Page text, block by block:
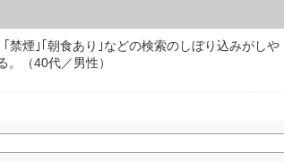
禁煙｣｢朝食あり｣などの検索のしぼり込みがしや
（40代／男性）